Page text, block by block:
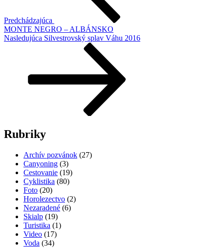
Predchádzajúca
MONTE NEGRO – ALBÁNSKO
Ďalší
Nasledujúca Silvestrovský splav Váhu 2016
Rubriky
Archív pozvánok (27)
Canyoning (3)
Cestovanie (19)
Cyklistika (80)
Foto (20)
Horolezectvo (2)
Nezaradené (6)
Skialp (19)
Turistika (1)
Video (17)
Voda (34)